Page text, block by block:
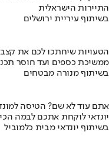
התיירות הישראלית
בשיתוף עיריית ירושלים
הטעויות שיחתכו לכם את
ממשיכת כספים ועד חוסר
בשיתוף מנורה מבטחים
אתם עוד לא שם? הטיסה
יונדאי לוקחת אתכם לבמה
בשיתוף יונדאי מבית כלמוביל